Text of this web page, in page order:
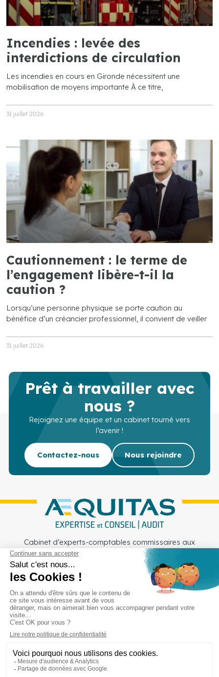
Incendies : levée des
interdictions de circulation
Les incendies en cours en Gironde nécessitent une
mobilisation de moyens importante À ce titre,
31 juillet 2026
Cautionnement : le terme de
l’engagement libère-t-il la
caution ?
Lorsqu’une personne physique se porte caution au
bénéfice d’un créancier professionnel, il convient de veiller
31 juillet 2026
Prêt à travailler avec
nous ?
Rejoignez une équipe et un cabinet tourné vers
l’avenir !
Contactez-nous Nous rejoindre
Cabinet d’experts-comptables commissaires aux
comptes sur Lille, Lens et Douai
Services Secteurs Outils
Cabinet
Recrutement